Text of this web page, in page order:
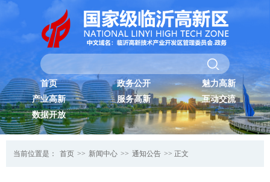
首页 政务公开
魅力高新
产业高新
服务高新
互动交流
数据开放
当前位置是： 首页 >> 新闻中心 >> 通知公告 >> 正文